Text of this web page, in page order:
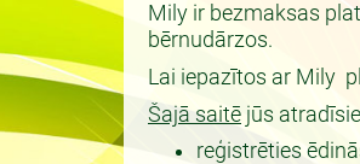
Mily ir bezmaksas
bērnudārzos.
Lai iepazītos ar Mily
Šajā saitē jūs
reģistrēties